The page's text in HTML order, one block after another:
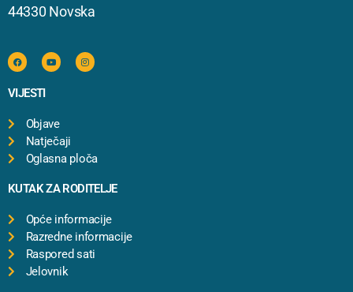
44330 Novska
VIJESTI
Objave
Natječaji
Oglasna ploča
KUTAK ZA RODITELJE
Opće informacije
Razredne informacije
Raspored sati
Jelovnik